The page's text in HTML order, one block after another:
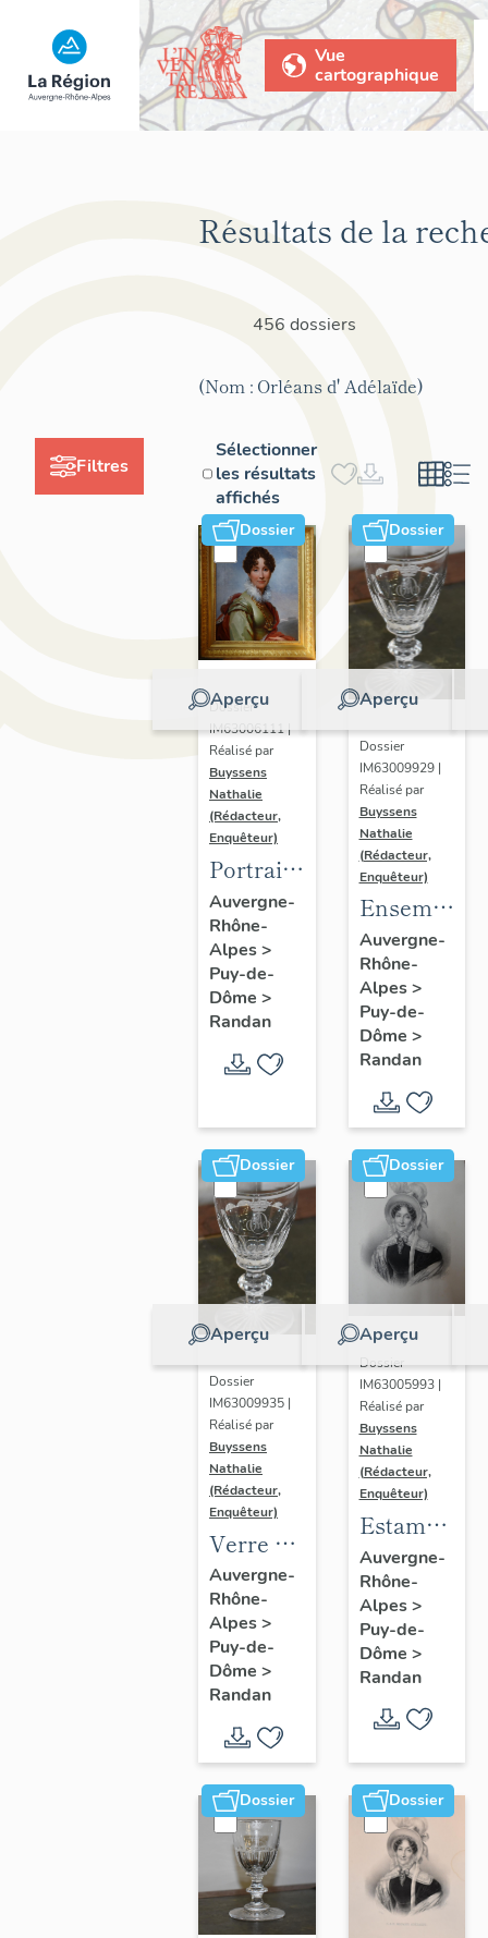
Vue
cartographique
Filtres
Résultats de la
456 dossiers
(Nom : Orléans d' Adélaïde)
Sélectionner
les résultats
affichés
Dossier
Aperçu
Dossier
IM63006111 |
Réalisé par
Buyssens
Nathalie
(Rédacteur,
Enquêteur)
Portrait
d'Adélaïde
d'Orléans,
d'après
François
Gérard
Auvergne-
Rhône-
Alpes>
Puy-de-
Dôme >
Randan
Dossier
Aperçu
Dossier
IM63009929 |
Réalisé par
Buyssens
Nathalie
(Rédacteur,
Enquêteur)
Ensemble
de
verres
au
chiffre
AO (11)
Auvergne-
Rhône-
Alpes>
Puy-de-
Dôme >
Randan
Dossier
Aperçu
Dossier
IM63009935 |
Réalisé par
Buyssens
Nathalie
(Rédacteur,
Enquêteur)
Verre n°
6
Auvergne-
Rhône-
Alpes>
Puy-de-
Dôme >
Randan
Dossier
Aperçu
Dossier
IM63005993 |
Réalisé par
Buyssens
Nathalie
(Rédacteur,
Enquêteur)
Estampe
de
Madame
Delpech
- sans
titre
(portrait
d'Adélaïde
d'Orléans),
n° 7
Auvergne-
Rhône-
Alpes>
Puy-de-
Dôme >
Randan
Dossier Dossier